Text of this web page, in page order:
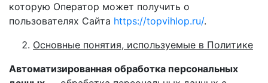
которую Оператор может получить о
пользователях Сайта https://topvihlop.ru/.
Основные понятия, используемые в Политике
Автоматизированная обработка персональных